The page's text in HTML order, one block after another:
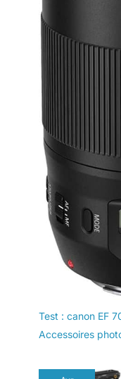
Test : canon EF
Accessoires